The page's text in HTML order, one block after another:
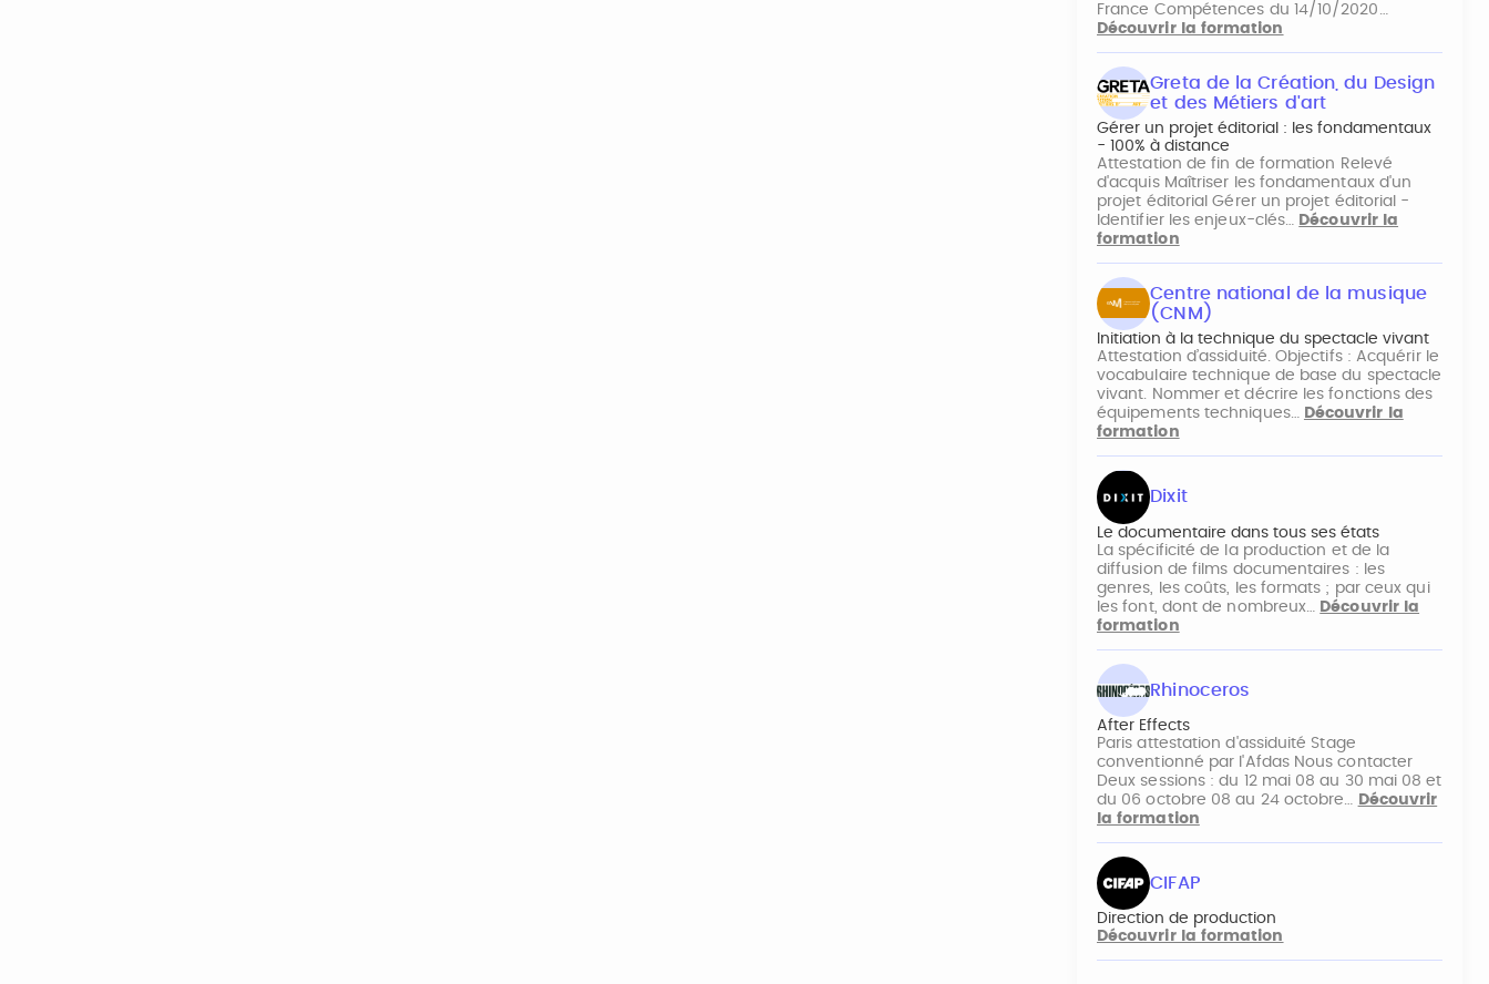
France Compétences du 14/10/2020…
Découvrir la formation
Greta de la Création, du Design
et des Métiers d'art
Gérer un projet éditorial : les fondamentaux
- 100% à distance
Attestation de fin de formation Relevé
d'acquis Maîtriser les fondamentaux d'un
projet éditorial Gérer un projet éditorial -
Identifier les enjeux-clés… Découvrir la
formation
Centre national de la musique
(CNM)
Initiation à la technique du spectacle vivant
Attestation d’assiduité. Objectifs : Acquérir le
vocabulaire technique de base du spectacle
vivant. Nommer et décrire les fonctions des
équipements techniques… Découvrir la
formation
Dixit
Le documentaire dans tous ses états
La spécificité de la production et de la
diffusion de films documentaires : les
genres, les coûts, les formats ; par ceux qui
les font, dont de nombreux…
Découvrir la
formation
Rhinoceros
After Effects
Paris attestation d'assiduité Stage
conventionné par l'Afdas Nous contacter
Deux sessions : du 12 mai 08 au 30 mai 08 et
du 06 octobre 08 au 24 octobre… Découvrir
la formation
CIFAP
Direction de production
Découvrir la formation